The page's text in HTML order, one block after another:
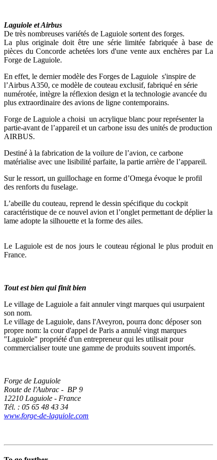
Laguiole et Airbus
De très nombreuses variétés de Laguiole sortent des forges.
La plus originale doit être une série limitée fabriquée à base de
pièces du Concorde achetées lors d'une vente aux enchères par La
Forge de Laguiole.
En effet, le dernier modèle des Forges de Laguiole s'inspire de
l’Airbus A350, ce modèle de couteau exclusif, fabriqué en série
numérotée, intègre la réflexion design et la technologie avancée du
plus extraordinaire des avions de ligne contemporains.
Forge de Laguiole a choisi un acrylique blanc pour représenter la
partie-avant de l’appareil et un carbone issu des unités de production
AIRBUS.
Destiné à la fabrication de la voilure de l’avion, ce carbone
matérialise avec une lisibilité parfaite, la partie arrière de l’appareil.
Sur le ressort, un guillochage en forme d’Omega évoque le profil
des renforts du fuselage.
L’abeille du couteau, reprend le dessin spécifique du cockpit
caractéristique de ce nouvel avion et l’onglet permettant de déplier la
lame adopte la silhouette et la forme des ailes.
Le Laguiole est de nos jours le couteau régional le plus produit en
France.
Tout est bien qui finit bien
Le village de Laguiole a fait annuler vingt marques qui usurpaient
son nom.
Le village de Laguiole, dans l'Aveyron, pourra donc déposer son
propre nom: la cour d'appel de Paris a annulé vingt marques
"Laguiole" propriété d'un entrepreneur qui les utilisait pour
commercialiser toute une gamme de produits souvent importés.
Forge de Laguiole
Route de l'Aubrac - BP 9
12210 Laguiole - France
Tél. : 05 65 48 43 34
www.forge-de-laguiole.com